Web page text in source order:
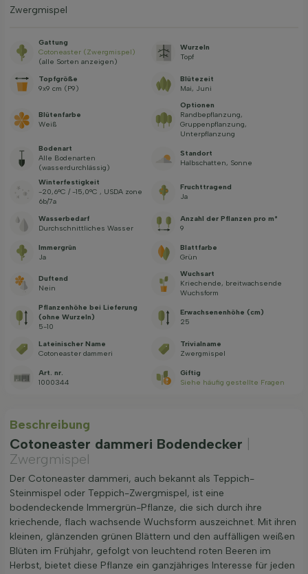
Zwergmispel
Gattung
Cotoneaster (Zwergmispel)
(alle Sorten anzeigen)
Wurzeln
Topf
Topfgröße
9x9 cm (P9)
Blütezeit
Mai, Juni
Blütenfarbe
Weiß
Optionen
Randbepflanzung,
Gruppenpflanzung,
Unterpflanzung
Bodenart
Alle Bodenarten
(wasserdurchlässig)
Standort
Halbschatten, Sonne
Winterfestigkeit
-20,6°C / -15,0°C , USDA zone
6b/7a
Fruchttragend
Ja
Wasserbedarf
Durchschnittliches Wasser
Anzahl der Pflanzen pro m²
9
Immergrün
Ja
Blattfarbe
Grün
Duftend
Nein
Wuchsart
Kriechende, breitwachsende
Wuchsform
Pflanzenhöhe bei Lieferung
(ohne Wurzeln)
5-10
Erwachsenenhöhe (cm)
25
Lateinischer Name
Cotoneaster dammeri
Trivialname
Zwergmispel
Art. nr.
1000344
Giftig
Siehe häufig gestellte Fragen
Beschreibung
Cotoneaster dammeri Bodendecker
Zwergmispel
Der Cotoneaster dammeri, auch bekannt als Teppich-
Steinmispel oder Teppich-Zwergmispel, ist eine
bodendeckende Immergrün-Pflanze, die sich durch ihre
kriechende, flach wachsende Wuchsform auszeichnet. Mit ihren
kleinen, glänzenden grünen Blättern und den auffälligen weißen
Blüten im Frühjahr, gefolgt von leuchtend roten Beeren im
Herbst, bietet diese Pflanze ein ganzjähriges Interesse für jeden